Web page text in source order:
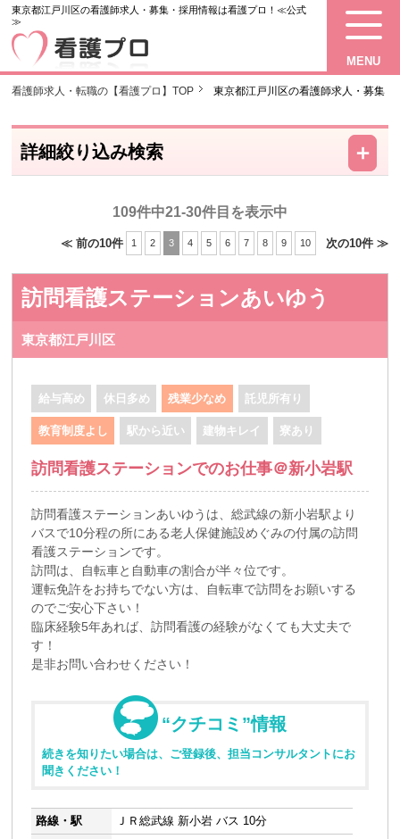
東京都江戸川区の看護師求人・募集・採用情報は看護プロ！≪公式
≫
MENU
看護師求人・転職の【看護プロ】TOP 東京都江戸川区の看護師求人・募集
詳細絞り込み検索 －
＋
109件中21-30件目を表示中
≪ 前の10件 1 2 3 4 5 6 7 8 9 10 次の10件 ≫
訪問看護ステーションあいゆう
東京都江戸川区
給与高め 休日多め 残業少なめ 託児所有り
教育制度よし 駅から近い 建物キレイ 寮あり
訪問看護ステーションでのお仕事＠新小岩駅
訪問看護ステーションあいゆうは、総武線の新小岩駅より
バスで10分程の所にある老人保健施設めぐみの付属の訪問
看護ステーションです。
訪問は、自転車と自動車の割合が半々位です。
運転免許をお持ちでない方は、自転車で訪問をお願いする
のでご安心下さい！
臨床経験5年あれば、訪問看護の経験がなくても大丈夫で
す！
是非お問い合わせください！
“クチコミ”情報
続きを知りたい場合は、ご登録後、担当コンサルタントにお
聞きください！
路線・駅
ＪＲ総武線 新小岩 バス 10分